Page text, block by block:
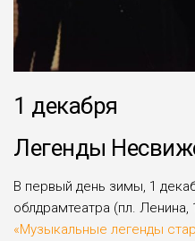
1 декабря
Легенды
В первый день зимы, 1
облдрамтеатра (пл.
«Музыкальные легенды